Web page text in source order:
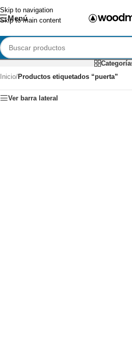
Skip to navigation
Skip to main content
Menú
Inicio/Productos etiquetados “puerta”
Ver barra lateral